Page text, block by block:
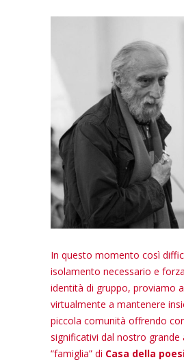
In questo momento così
isolamento necessario e
identità di gruppo, proviamo
virtualmente a mantenere
piccola comunità offrendo
significativi dal nostro grande
“famiglia” di Casa della